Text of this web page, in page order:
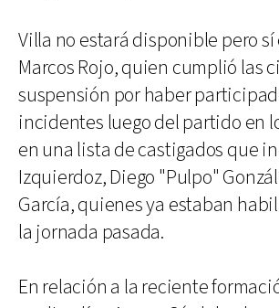
Villa no estará disponible pero sí
Marcos Rojo, quien cumplió las
suspensión por haber
incidentes luego del partido en
en una lista de castigados que
Izquierdoz, Diego "Pulpo"
García, quienes ya estaban
la jornada pasada.
En relación a la reciente